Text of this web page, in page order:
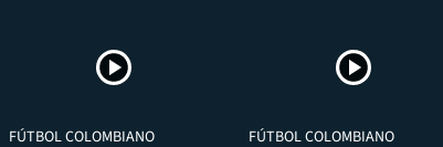
FÚTBOL COLOMBIANO FÚTBOL COLOMBIANO